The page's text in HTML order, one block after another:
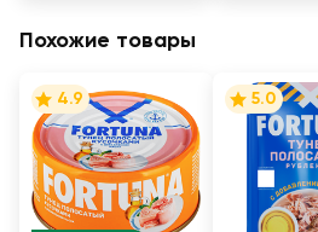
Похожие товары
4.9 5.0